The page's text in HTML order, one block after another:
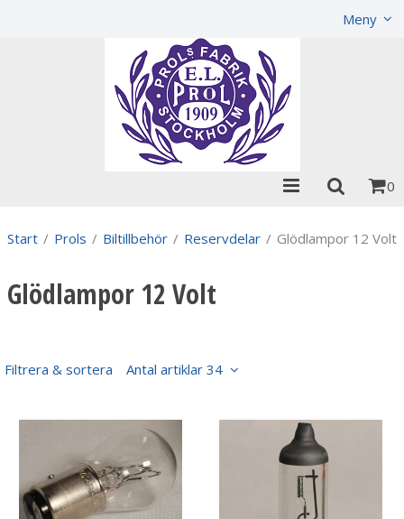
Meny
0
Start / Prols / Biltillbehör / Reservdelar / Glödlampor 12 Volt
Glödlampor 12 Volt
Filtrera & sortera Antal artiklar 34